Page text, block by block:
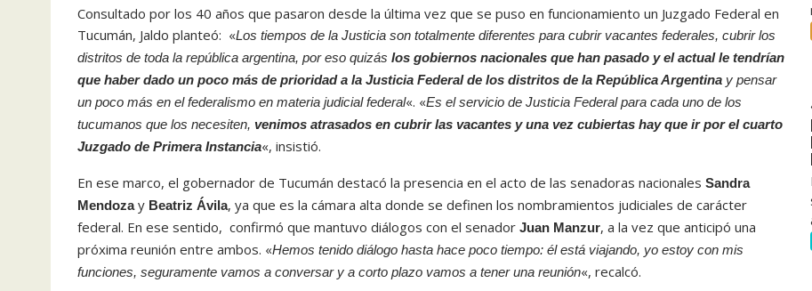
Consultado por los 40 años que pasaron desde la última vez que se puso en funcionamiento un Juzgado Federal en
Tucumán, Jaldo planteó: «Los tiempos de la Justicia son totalmente diferentes para cubrir vacantes federales, cubrir los
distritos de toda la república argentina, por eso quizás los gobiernos nacionales que han pasado y el actual le tendrían
que haber dado un poco más de prioridad a la Justicia Federal de los distritos de la República Argentina y pensar
un poco más en el federalismo en materia judicial federal«. «Es el servicio de Justicia Federal para cada uno de los
tucumanos que los necesiten, venimos atrasados en cubrir las vacantes y una vez cubiertas hay que ir por el cuarto
Juzgado de Primera Instancia«, insistió.
En ese marco, el gobernador de Tucumán destacó la presencia en el acto de las senadoras nacionales Sandra
Mendozay Beatriz Ávila, ya que es la cámara alta donde se definen los nombramientos judiciales de carácter
federal. En ese sentido, confirmó que mantuvo diálogos con el senador Juan Manzur, a la vez que anticipó una
próxima reunión entre ambos. «Hemos tenido diálogo hasta hace poco tiempo: él está viajando, yo estoy con mis
funciones, seguramente vamos a conversar y a corto plazo vamos a tener una reunión«, recalcó.